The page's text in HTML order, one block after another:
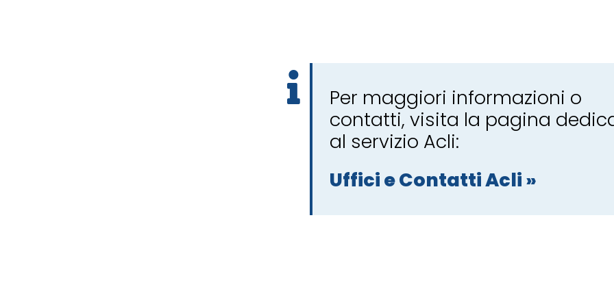
Per maggiori informazioni o
contatti, visita la pagina
al servizio Acli:
Uffici e Contatti Acli »